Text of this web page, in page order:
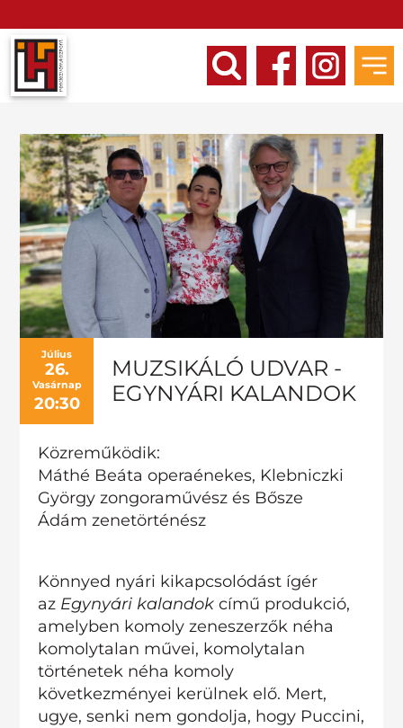
Július
26.
Vasárnap
20:30
MUZSIKÁLÓ UDVAR -
EGYNYÁRI KALANDOK
Közreműködik:
Máthé Beáta operaénekes, Klebniczki
György zongoraművész és Bősze
Ádám zenetörténész
Könnyed nyári kikapcsolódást ígér
az Egynyári kalandok című produkció,
amelyben komoly zeneszerzők néha
komolytalan művei, komolytalan
történetek néha komoly
következményei kerülnek elő. Mert,
ugye, senki nem gondolja, hogy Puccini,